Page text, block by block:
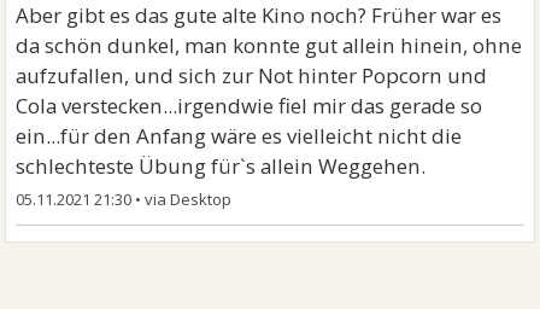
Aber gibt es das gute alte Kino noch? Früher war es
da schön dunkel, man konnte gut allein hinein, ohne
aufzufallen, und sich zur Not hinter Popcorn und
Cola verstecken...irgendwie fiel mir das gerade so
ein...für den Anfang wäre es vielleicht nicht die
schlechteste Übung für`s allein Weggehen.
05.11.2021 21:30 •